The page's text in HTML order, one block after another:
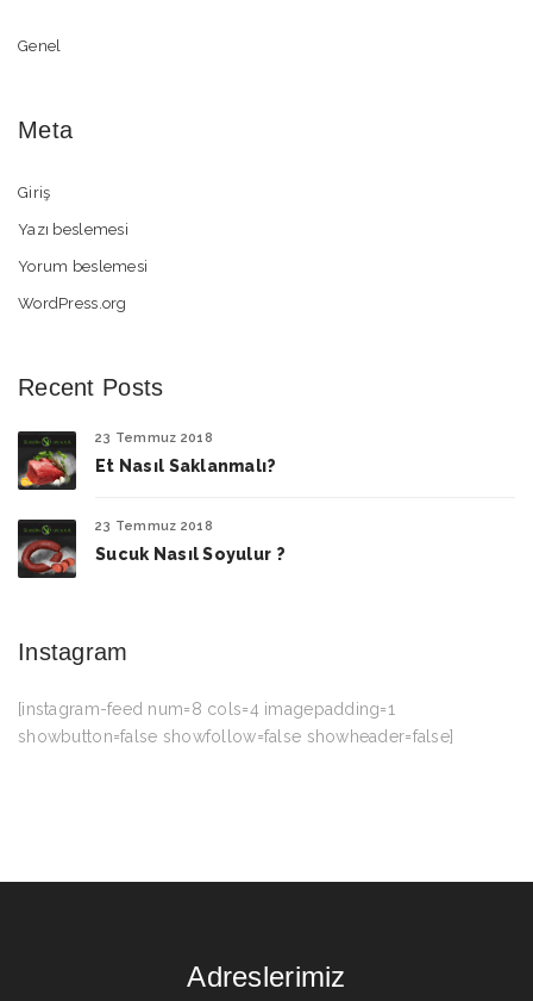
Genel
Meta
Giriş
Yazı beslemesi
Yorum beslemesi
WordPress.org
Recent Posts
23 Temmuz 2018
Et Nasıl Saklanmalı?
23 Temmuz 2018
Sucuk Nasıl Soyulur ?
Instagram
[instagram-feed num=8 cols=4 imagepadding=1
showbutton=false showfollow=false showheader=false]
Adreslerimiz